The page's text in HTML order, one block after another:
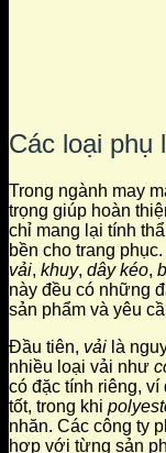
Các loại phụ
Trong ngành may
trọng giúp hoàn
chỉ mang lại tính
bền cho trang
vải, khuy, dây kéo,
này đều có những
sản phẩm và yêu
Đầu tiên, vải là
nhiều loại vải như
có đặc tính riêng, ví
tốt, trong khi
nhăn. Các công ty
hợp với từng sản